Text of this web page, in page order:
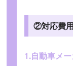
②対応費用
1.自動車メ